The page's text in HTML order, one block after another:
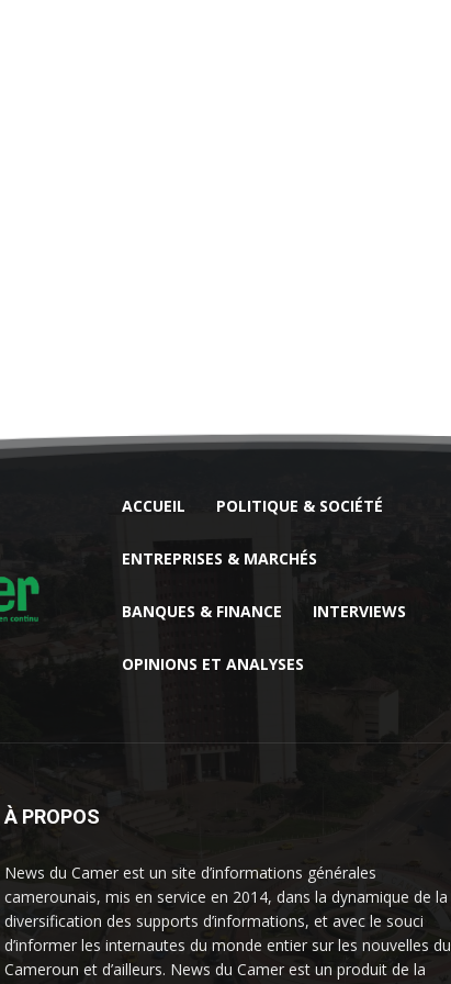
ACCUEIL POLITIQUE & SOCIÉTÉ
ENTREPRISES & MARCHÉS
BANQUES & FINANCE INTERVIEWS
OPINIONS ET ANALYSES
À PROPOS
News du Camer est un site d’informations générales
camerounais, mis en service en 2014, dans la dynamique de la
diversification des supports d’informations, et avec le souci
d’informer les internautes du monde entier sur les nouvelles du
Cameroun et d’ailleurs. News du Camer est un produit de la